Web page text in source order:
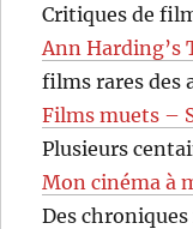
Critiques de
Ann Harding’s
films rares des
Films muets –
Plusieurs
Mon cinéma à
Des